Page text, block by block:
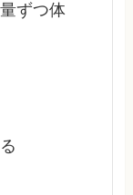
ずつ体